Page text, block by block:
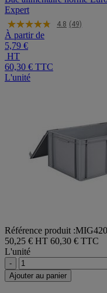
Expert
4.8 (49)
À partir de
5,79 €
HT
60,30 € TTC
L'unité
Référence produit
50,25 € HT 60,30 € TTC
L'unité
-
Ajouter au panier